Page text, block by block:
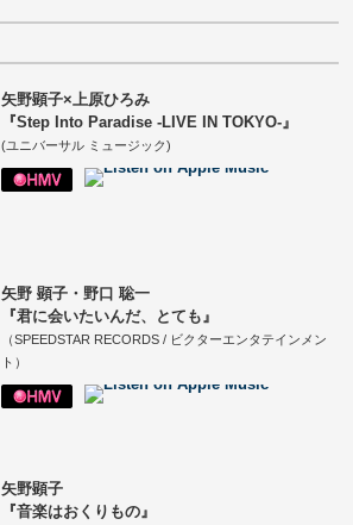
矢野顕子×上原ひろみ
『Step Into Paradise -LIVE IN TOKYO-』
(ユニバーサル ミュージック)
矢野 顕子・野口 聡一
『君に会いたいんだ、とても』
（SPEEDSTAR RECORDS / ビクターエンタテインメン
ト）
矢野顕子
『音楽はおくりもの』